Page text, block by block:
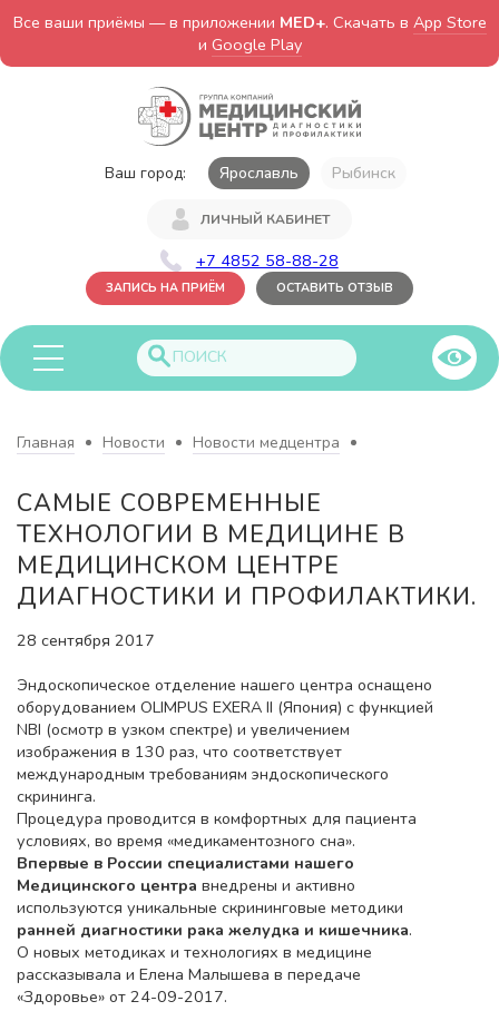
Все ваши приёмы — в приложении MED+. Скачать в App Store
и Google Play
Ваш город: Ярославль Рыбинск
ЛИЧНЫЙ КАБИНЕТ
+7 4852 58-88-28
ЗАПИСЬ НА ПРИЁМ ОСТАВИТЬ ОТЗЫВ
Главная Новости Новости медцентра
САМЫЕ СОВРЕМЕННЫЕ
ТЕХНОЛОГИИ В МЕДИЦИНЕ В
МЕДИЦИНСКОМ ЦЕНТРЕ
ДИАГНОСТИКИ И ПРОФИЛАКТИКИ.
28 сентября 2017
Эндоскопическое отделение нашего центра оснащено
оборудованием OLIMPUS EXERA II (Япония) с функцией
NBI (осмотр в узком спектре) и увеличением
изображения в 130 раз, что соответствует
международным требованиям эндоскопического
скрининга.
Процедура проводится в комфортных для пациента
условиях, во время «медикаментозного сна».
Впервые в России специалистами нашего
Медицинского центра внедрены и активно
используются уникальные скрининговые методики
ранней диагностики рака желудка и кишечника.
О новых методиках и технологиях в медицине
рассказывала и Елена Малышева в передаче
«Здоровье» от 24-09-2017.